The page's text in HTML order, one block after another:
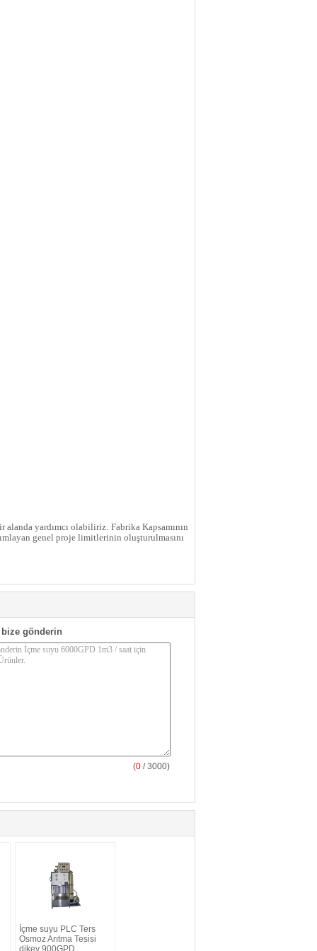
alanda yardımcı olabiliriz. Fabrika Kapsamının
genel proje limitlerinin oluşturulmasını
gönderin
(0 / 3000)
İçme suyu PLC Ters
Osmoz Arıtma Tesisi
dikey 900GPD